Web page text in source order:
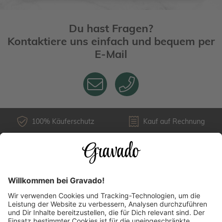
Du hast Fragen?
Kontaktiere uns einfach und bequem per
E-Mail
100% Käuferschutz Kauf auf Rechnung
Über uns
Versandarten